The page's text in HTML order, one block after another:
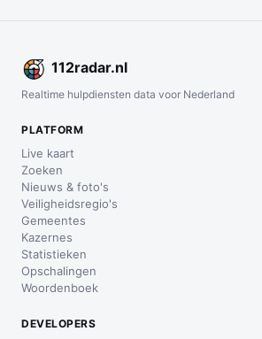
112radar.nl
Realtime hulpdiensten data voor Nederland
PLATFORM
Live kaart
Zoeken
Nieuws & foto's
Veiligheidsregio's
Gemeentes
Kazernes
Statistieken
Opschalingen
Woordenboek
DEVELOPERS